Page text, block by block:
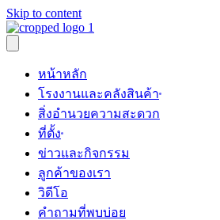
Skip to content
หน้าหลัก
โรงงานและคลังสินค้า
สิ่งอำนวยความสะดวก
ที่ตั้ง
ข่าวและกิจกรรม
ลูกค้าของเรา
วิดีโอ
คำถามที่พบบ่อย